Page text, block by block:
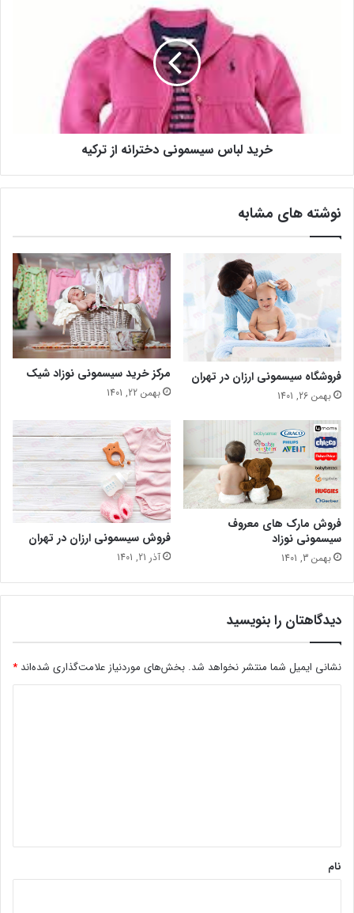
خرید لباس سیسمونی دخترانه از ترکیه
نوشته های مشابه
فروشگاه سیسمونی ارزان در تهران
بهمن 26, 1401
مرکز خرید سیسمونی نوزاد شیک
بهمن 22, 1401
فروش مارک های معروف
سیسمونی نوزاد
بهمن 3, 1401
فروش سیسمونی ارزان در تهران
آذر 21, 1401
دیدگاهتان را بنویسید
نشانی ایمیل شما منتشر نخواهد شد. بخش‌های موردنیاز علامت‌گذاری شده‌اند *
نام